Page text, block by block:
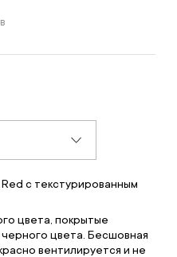
с текстурированным
цвета, покрытые
цвета. Бесшовная
вентилируется и не